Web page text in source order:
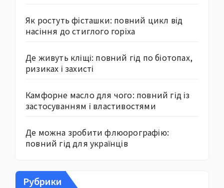
Як ростуть фісташки: повний цикл від
насіння до стиглого горіха
Де живуть кліщі: повний гід по біотопах,
ризиках і захисті
Камфорне масло для чого: повний гід із
застосуванням і властивостями
Де можна зробити флюорографію:
повний гід для українців
Рубрики